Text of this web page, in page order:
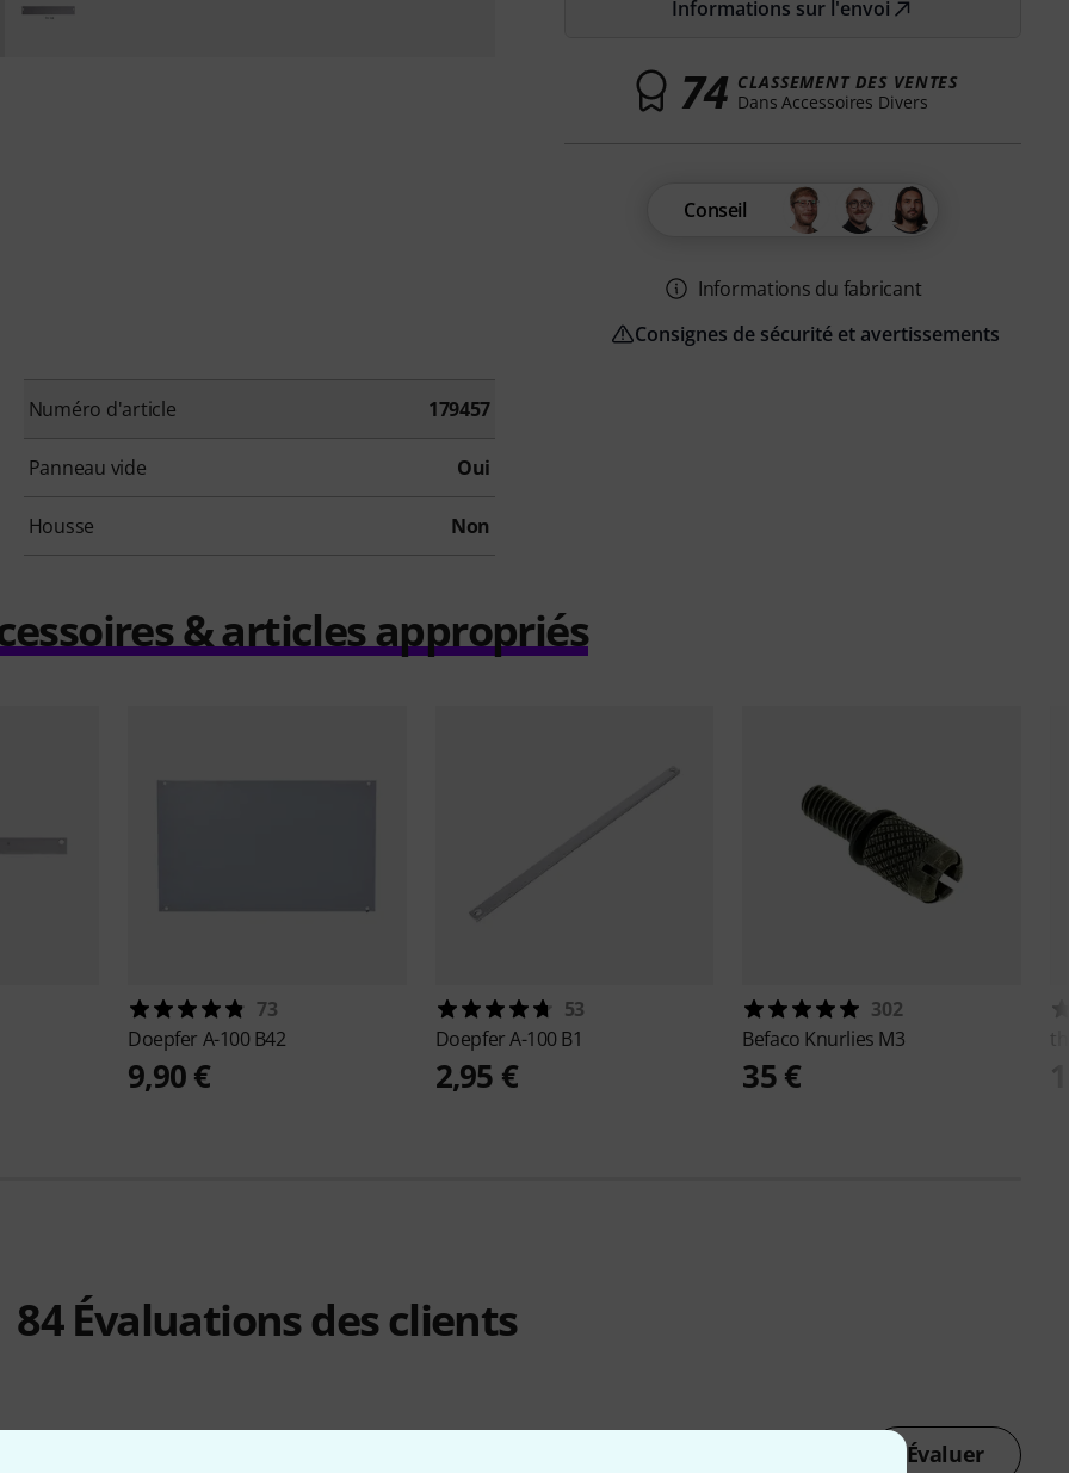
Numéro d'article 179457
Panneau vide Oui
Housse Non
Informations sur l'envoi
74 CLASSEMENT DES VENTES
Dans Accessoires Divers
Conseil
Informations du fabricant
Consignes de sécurité et avertissements
& articles appropriés
73
Doepfer A-100 B42
9,90 €
53
DoepferA-100 B1
2,95 €
302
Befaco Knurlies M3
35 €
84Évaluations des clients
Évaluer